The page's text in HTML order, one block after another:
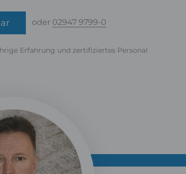
oder 02947 9799-0
Erfahrung und zertifiziertes Personal